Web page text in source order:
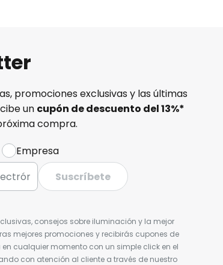
promociones exclusivas y las últimas
un cupón de descuento del13%*
compra.
Empresa
Suscríbete
consejos sobre iluminación y la mejor
mejores promociones y recibirás cupones de
cualquier momento con un simple click en el
con atención al cliente a través de nuestro